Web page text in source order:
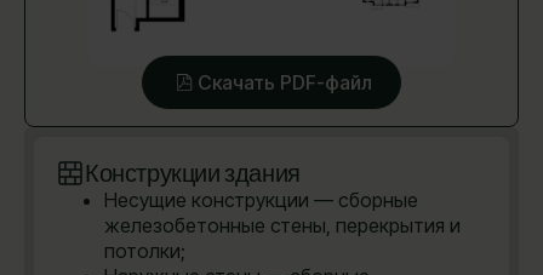
Скачать PDF-файл
Конструкции здания
Несущие конструкции — сборные
железобетонные стены, перекрытия и
потолки;